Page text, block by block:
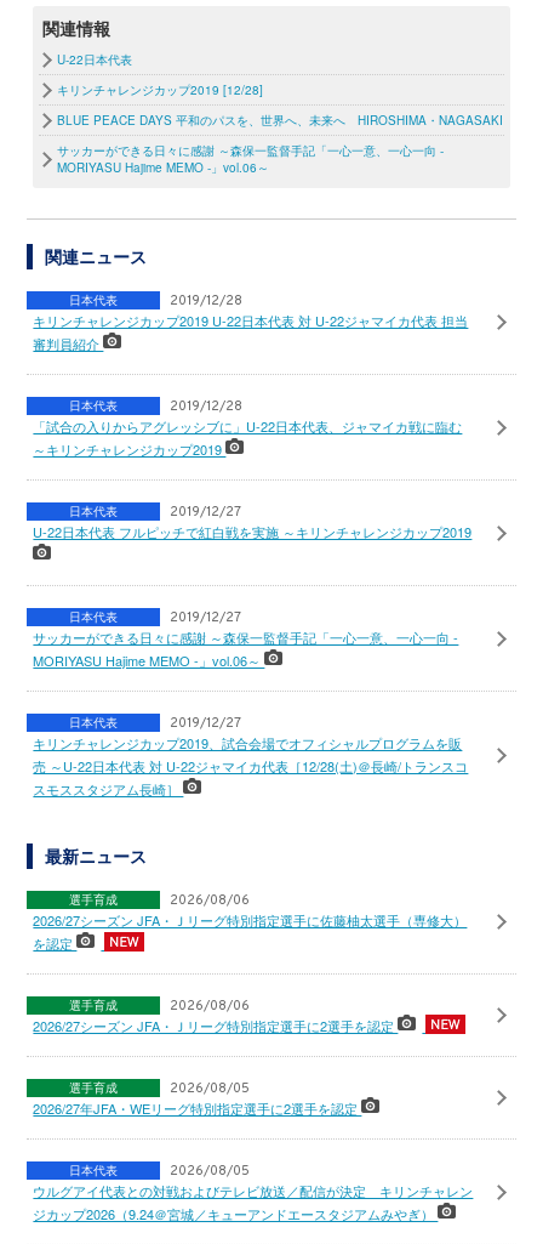
関連情報
U-22日本代表
キリンチャレンジカップ2019 [12/28]
BLUE PEACE DAYS 平和のパスを、世界へ、未来へ HIROSHIMA・NAGASAKI
サッカーができる日々に感謝 ～森保一監督手記「一心一意、一心一向 -
MORIYASU Hajime MEMO -」vol.06～
関連ニュース
日本代表 2019/12/28
キリンチャレンジカップ2019 U-22日本代表 対 U-22ジャマイカ代表 担当
審判員紹介
日本代表 2019/12/28
「試合の入りからアグレッシブに」U-22日本代表、ジャマイカ戦に臨む
～キリンチャレンジカップ2019
日本代表 2019/12/27
U-22日本代表 フルピッチで紅白戦を実施 ～キリンチャレンジカップ2019
日本代表 2019/12/27
サッカーができる日々に感謝 ～森保一監督手記「一心一意、一心一向 -
MORIYASU Hajime MEMO -」vol.06～
日本代表 2019/12/27
キリンチャレンジカップ2019、試合会場でオフィシャルプログラムを販
売 ～U-22日本代表 対 U-22ジャマイカ代表［12/28(土)＠長崎/トランスコ
スモススタジアム長崎］
最新ニュース
選手育成 2026/08/06
2026/27シーズン JFA・Ｊリーグ特別指定選手に佐藤柚太選手（専修大）
を認定
選手育成 2026/08/06
2026/27シーズン JFA・Ｊリーグ特別指定選手に2選手を認定
選手育成 2026/08/05
2026/27年JFA・WEリーグ特別指定選手に2選手を認定
日本代表 2026/08/05
ウルグアイ代表との対戦およびテレビ放送／配信が決定 キリンチャレン
ジカップ2026（9.24＠宮城／キューアンドエースタジアムみやぎ）